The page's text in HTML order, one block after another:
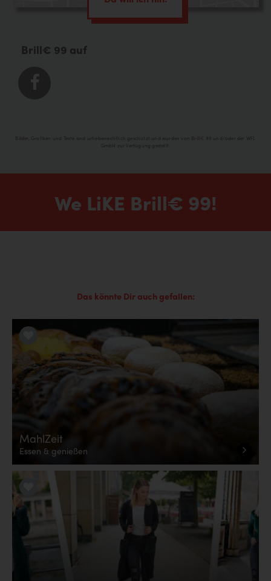
Brill€ 99 auf
Bilder, Grafiken und Texte sind urheberrechtlich geschützt und wurden von Brill€ 99 und/oder der WFL
GmbH zur Verfügung gestellt.
We LiKE Brill€ 99!
Das könnte Dir auch gefallen:
MahlZeit
Essen & genießen
LiKE it!
LiKE it!